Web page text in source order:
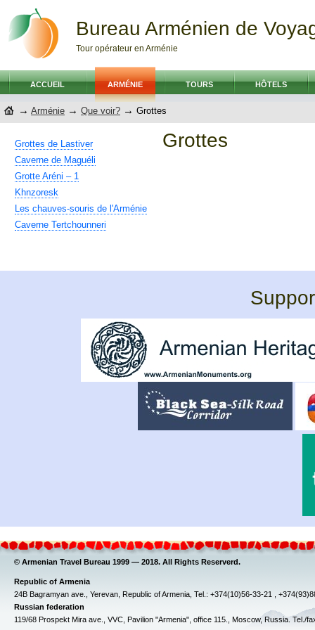
Bureau Arménien de
Tour opérateur en Arménie
ACCUEIL ARMÉNIE TOURS HÔTELS
→ Arménie → Que voir? → Grottes
Grottes de Lastiver
Caverne de Maguéli
Grotte Aréni – 1
Khnzoresk
Les chauves-souris de l'Arménie
Caverne Tertchounneri
Grottes
© Armenian Travel Bureau 1999 — 2018. All Rights Reserverd.
Republic of Armenia
24B Bagramyan ave., Yerevan, Republic of Armenia, Tel.: +374(10)56-33-21 ,
Russian federation
119/68 Prospekt Mira ave., VVC, Pavilion "Armenia", office 115., Moscow, Russia. Tel./